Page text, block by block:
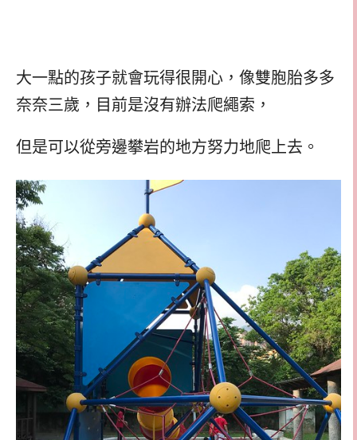
大一點的孩子就會玩得很開心，像雙胞胎多多
奈奈三歲，目前是沒有辦法爬繩索，
但是可以從旁邊攀岩的地方努力地爬上去。